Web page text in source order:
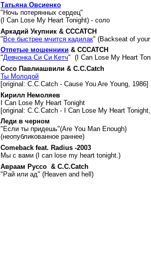
Татьяна Овсиенко
"Ночь потерянных сердец"
(I Can Lose My Heart Tonight) - соло
Аркадий Укупник & CCCATCH
"Все быстрее мчится кадилак" (Backseat of
Отпетые мошенники & CCCATCH
"Девчонка Си Си Кетч" (I Can Lose My Heart
Сосо Павлиашвили & C.C.Catch
Ты Молодой
[original: C.C.Catch - Cause You Are Young, 1986]
Кирилл Немоляев
I Can Lose My Heart Tonight
[original: C.C.Catch - I Can Lose My Heart
Леди в черном
"Если ты придешь"(Are You Man Enough)
(неопубликованное раннее)
Comeback feat. Radius -2003
Мы с вами (I can lose my heart tonight.)
Авраам Руссо & C.C.Catch
"Рай или ад" (Heaven and hell)